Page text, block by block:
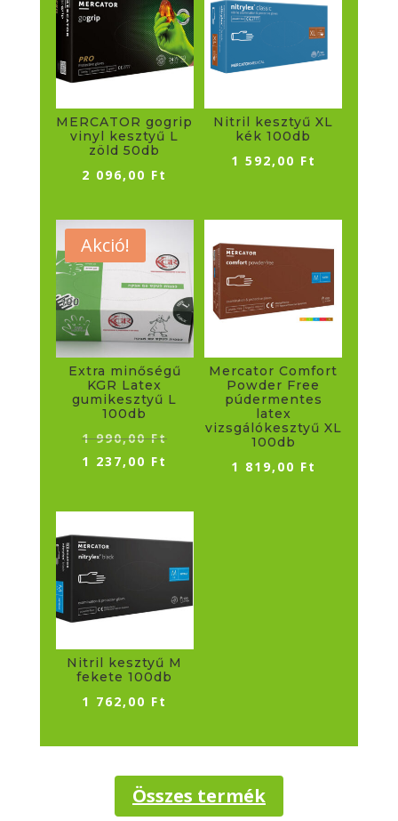
MERCATOR gogrip
vinyl kesztyű L
zöld 50db
2 096,00 Ft
Nitril kesztyű XL
kék 100db
1 592,00 Ft
Akció!
Extra minőségű
KGR Latex
gumikesztyű L
100db
1 990,00FtOriginal
1 237,00 Ft
Mercator Comfort
Powder Free
púdermentes
latex
vizsgálókesztyű XL
100db
1 819,00 Ft
Nitril kesztyű M
fekete 100db
1 762,00 Ft
Összes termék